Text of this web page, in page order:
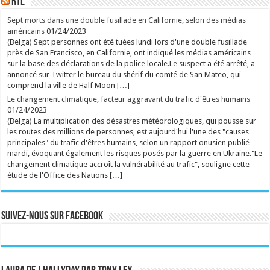
"Legend" et son animateur Guillaume Pley malmenés
premier podcast de France pèse aujourd'hui
70 millions d'euros. C'est aussi une histoire belge à
plus d'un titre. Une success-story qui fait l'objet de
nombreuses critiques en ce moment. ...
Ecrit le 07/08 19:56
rss
Sept morts dans une double fusillade en Californie, selon des médias
américains 01/24/2023
(Belga) Sept personnes ont été tuées lundi lors d'une double fusillade
près de San Francisco, en Californie, ont indiqué les médias américains
sur la base des déclarations de la police locale.Le suspect a été arrêté, a
annoncé sur Twitter le bureau du shérif du comté de San Mateo, qui
comprend la ville de Half Moon […]
Le changement climatique, facteur aggravant du trafic d'êtres humains
01/24/2023
(Belga) La multiplication des désastres météorologiques, qui pousse sur
les routes des millions de personnes, est aujourd'hui l'une des "causes
principales" du trafic d'êtres humains, selon un rapport onusien publié
mardi, évoquant également les risques posés par la guerre en Ukraine."Le
changement climatique accroît la vulnérabilité au trafic", souligne cette
étude de l'Office des Nations […]
Suivez-nous sur Facebook